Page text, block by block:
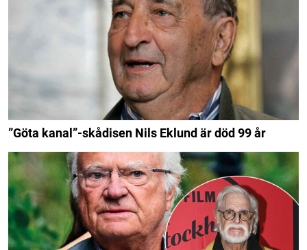
”Göta kanal”-skådisen Nils Eklund är död 99 år